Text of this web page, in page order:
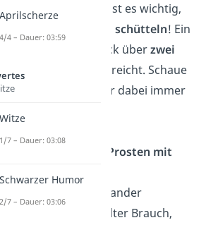
Begrüßung selbst ist es wichtig,
nicht zu schütteln! Ein
sanfter Händedruck überzwei
bis drei Sekunden
reicht. Schaue
deinem Gegenüber dabei immer
Wein muss sein – Prosten mit
Sti(e)l!
Vor dem Essen einander
zuprosten ist ein alter Brauch,
Aprilscherze
4/4 – Dauer: 03:59
Witze
1/7 – Dauer: 03:08
Schwarzer Humor
2/7 – Dauer: 03:06